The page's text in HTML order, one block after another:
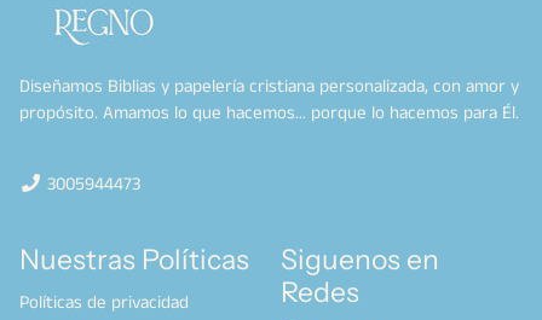
Diseñamos Biblias y papelería cristiana personalizada, con amor y
propósito. Amamos lo que hacemos… porque lo hacemos para Él.
3005944473
Nuestras Políticas
Políticas de privacidad
Siguenos en
Redes